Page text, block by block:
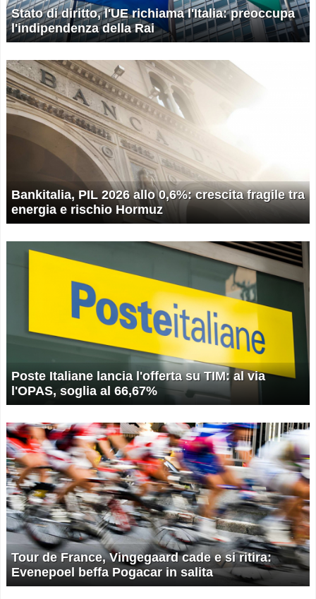
Stato di diritto, l'UE richiama l'Italia: preoccupa
l'indipendenza della Rai
Bankitalia, PIL 2026 allo 0,6%: crescita fragile tra
energia e rischio Hormuz
Poste Italiane lancia l'offerta su TIM: al via
l'OPAS, soglia al 66,67%
Tour de France, Vingegaard cade e si ritira:
Evenepoel beffa Pogacar in salita